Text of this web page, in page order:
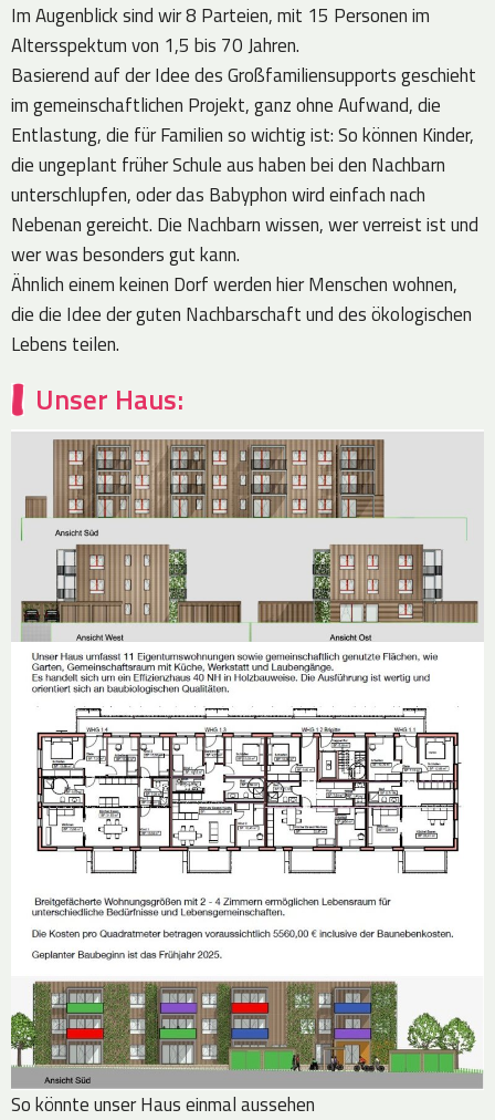
Im Augenblick sind wir 8 Parteien, mit 15 Personen im
Altersspektum von 1,5 bis 70 Jahren.
Basierend auf der Idee des Großfamiliensupports geschieht
im gemeinschaftlichen Projekt, ganz ohne Aufwand, die
Entlastung, die für Familien so wichtig ist: So können Kinder,
die ungeplant früher Schule aus haben bei den Nachbarn
unterschlupfen, oder das Babyphon wird einfach nach
Nebenan gereicht. Die Nachbarn wissen, wer verreist ist und
wer was besonders gut kann.
Ähnlich einem keinen Dorf werden hier Menschen wohnen,
die die Idee der guten Nachbarschaft und des ökologischen
Lebens teilen.
Unser Haus:
So könnte unser Haus einmal aussehen